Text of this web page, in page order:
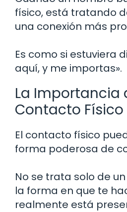
físico, está tratando
una conexión más
Es como si estuviera
aquí, y me importas».
La Importancia
Contacto Físico
El contacto físico
forma poderosa de
No se trata solo de
la forma en que te
realmente está